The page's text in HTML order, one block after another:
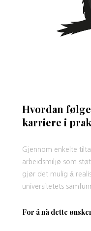
Hvordan
karriere i
Gjennom enkelte
arbeidsmiljø som
gjør det mulig å
universitetets
For å nå dette